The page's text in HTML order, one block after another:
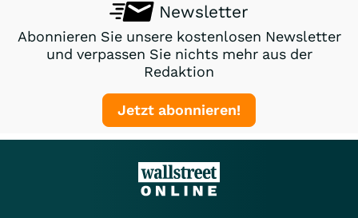
Newsletter
Abonnieren Sie unsere kostenlosen Newsletter
und verpassen Sie nichts mehr aus der
Redaktion
Jetzt abonnieren!